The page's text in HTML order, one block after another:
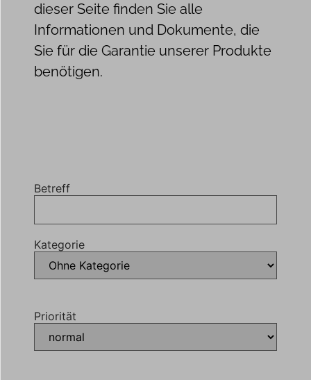
dieser Seite finden Sie alle
Informationen und Dokumente, die
Sie für die Garantie unserer Produkte
benötigen.
Betreff
Kategorie
Priorität